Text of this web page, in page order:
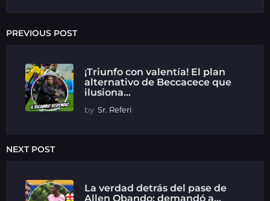
PREVIOUS POST
¡Triunfo con valentía! El plan
alternativo de Beccacece que
ilusiona...
by Sr. Referi
NEXT POST
La verdad detrás del pase de
Allen Obando: demandó a...